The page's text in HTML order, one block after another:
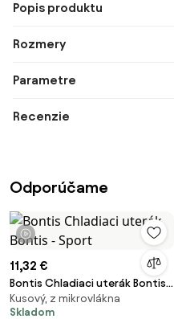
Popis produktu
Rozmery
Parametre
Recenzie
Odporúčame
1 video
11,32 €
Bontis Chladiaci uterák Bontis -
Sport
Kusový, z mikrovlákna
Skladom